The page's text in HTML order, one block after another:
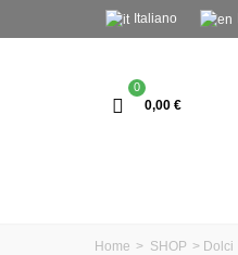
Italiano
0
0,00 €
Home > SHOP > Dolci